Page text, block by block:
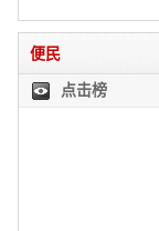
便民
点击榜